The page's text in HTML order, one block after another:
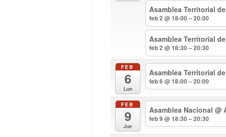
Asamblea Territorial
feb 2 @ 18:00 – 20:00
Asamblea Territorial
feb 2 @ 18:30 – 20:30
FEB
6
Lun
Asamblea Territorial
feb 6 @ 18:00 – 20:00
FEB
9
Jue
Asamblea Nacional@
feb 9 @ 18:30 – 20:30